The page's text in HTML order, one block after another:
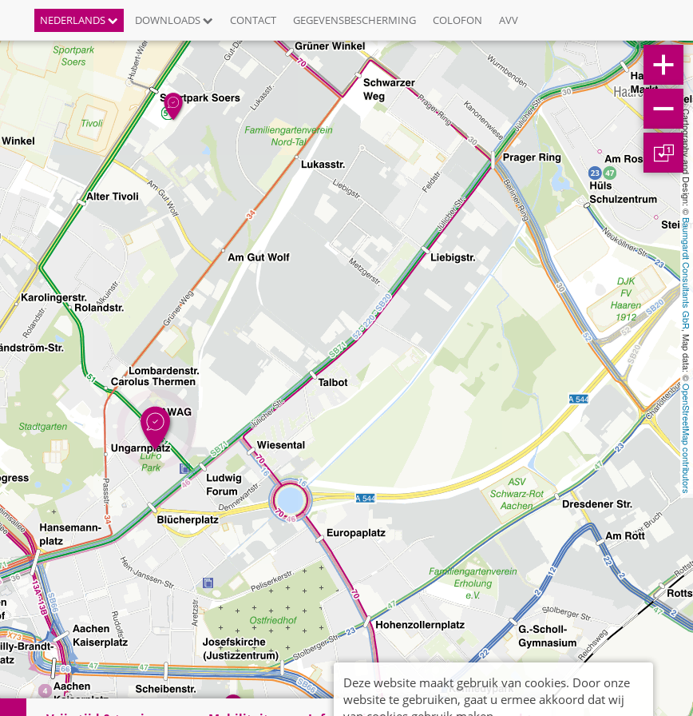
NEDERLANDS DOWNLOADS CONTACT GEGEVENSBESCHERMING COLOFON AVV
Cartography and Design: ©
Baumgardt Consultants GbR
, Map data: ©
OpenStreetMap contributors
1
Deze website maakt gebruik van cookies. Door onze
website te gebruiken, gaat u ermee akkoord dat wij